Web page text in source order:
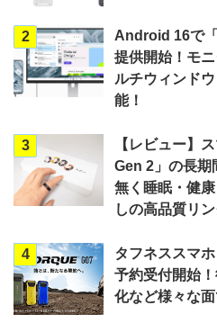
2
Android 16で
提供開始！モ
ルチウィンド
能！
3
【レビュー】
Gen 2」の長期
無く睡眠・健
しの高品質リ
4
タフネススマ
予約受付開始
化など様々な面